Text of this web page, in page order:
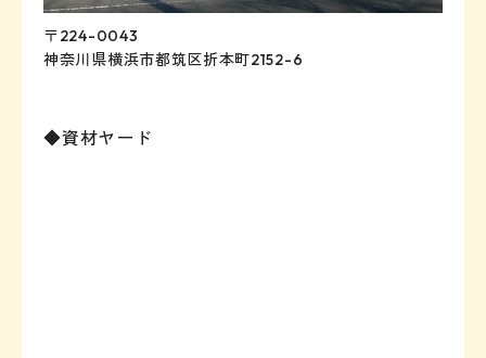
〒224-0043
神奈川県横浜市都筑区折本町2152-6
◆資材ヤード